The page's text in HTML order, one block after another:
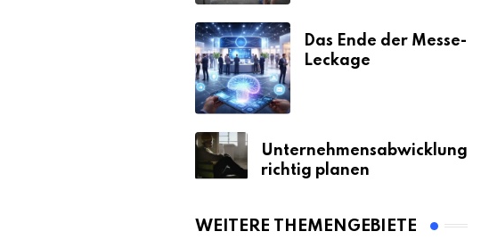
Das Ende der Messe-
Leckage
Unternehmensabwicklung
richtig planen
WEITERE THEMENGEBIETE